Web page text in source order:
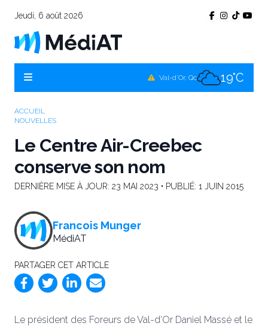
Jeudi, 6 août 2026
Val-d'Or, Qc 19°C
ACCUEIL
NOUVELLES
Le Centre Air-Creebec
conserve son nom
DERNIÈRE MISE À JOUR: 23 MAI 2023 • PUBLIÉ: 1 JUIN 2015
Francois Munger
MédiAT
PARTAGER CET ARTICLE
Le président des Foreurs de Val-d’Or Daniel Massé et le